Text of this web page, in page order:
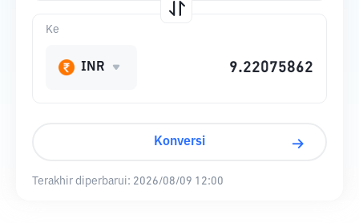
Ke
INR
Konversi
Terakhir diperbarui: 2026/08/09 12:00